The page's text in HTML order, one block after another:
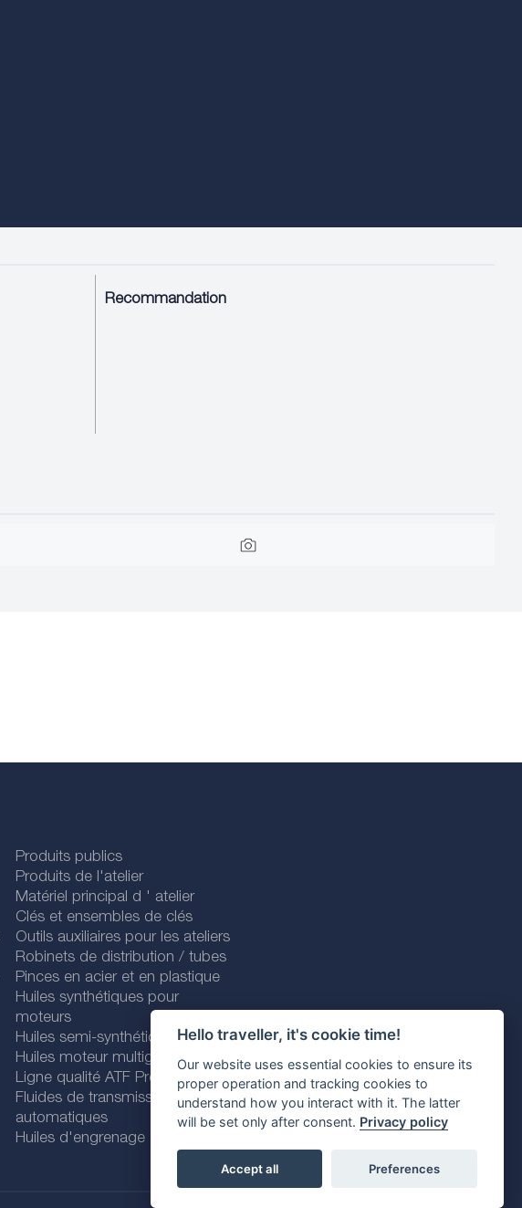
Hello traveller, it's cookie time!
Our website uses essential cookies to ensure its
proper operation and tracking cookies to
understand how you interact with it. The latter
will be set only after consent. Privacy policy
Accept all Preferences
Recommandation
Produits publics
Produits de l'atelier
Matériel principal d ' atelier
Clés et ensembles de clés
Outils auxiliaires pour les ateliers
Robinets de distribution / tubes
Pinces en acier et en plastique
Huiles synthétiques pour
moteurs
Huiles semi-synthétiques
Huiles moteur multigrades
Ligne qualité ATF Premium
Fluides de transmission
automatiques
Huiles d'engrenage